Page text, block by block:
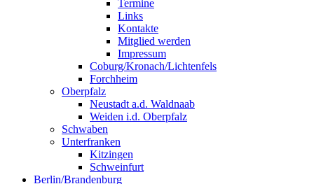
Termine
Links
Kontakte
Mitglied werden
Impressum
Coburg/Kronach/Lichtenfels
Forchheim
Oberpfalz
Neustadt a.d. Waldnaab
Weiden i.d. Oberpfalz
Schwaben
Unterfranken
Kitzingen
Schweinfurt
Berlin/Brandenburg